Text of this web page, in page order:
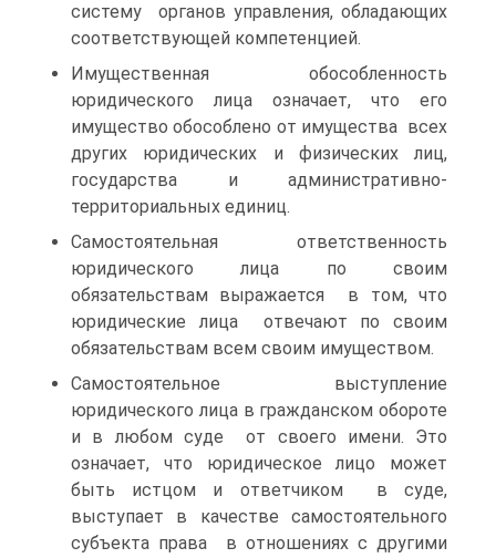
систему органов управления, обладающих
соответствующей компетенцией.
Имущественная обособленность
юридического лица означает, что его
имущество обособлено от имущества всех
других юридических и физических лиц,
государства и административно-
территориальных единиц.
Самостоятельная ответственность
юридического лица по своим
обязательствам выражается в том, что
юридические лица отвечают по своим
обязательствам всем своим имуществом.
Самостоятельное выступление
юридического лица в гражданском обороте
и в любом суде от своего имени. Это
означает, что юридическое лицо может
быть истцом и ответчиком в суде,
выступает в качестве самостоятельного
субъекта права в отношениях с другими